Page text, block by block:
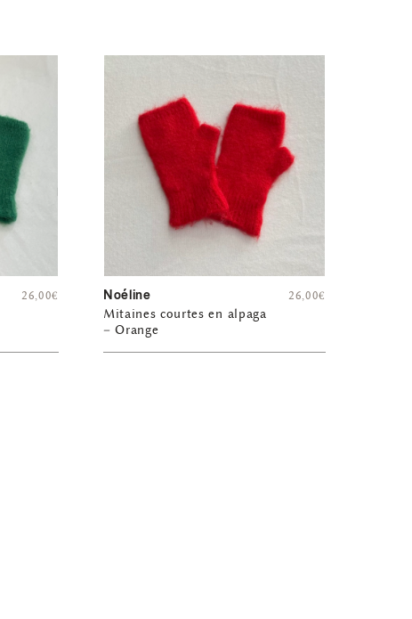
26,00€ Noéline
Mitaines courtes en alpaga
– Orange
26,00€